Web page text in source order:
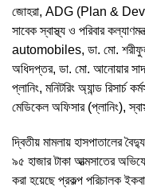
জোহরা, ADG (Plan & Dev.),
সাবেক স্বাস্থ্য ও পরিবার
automobiles, ডা. মো. শরীফুল
অধিদপ্তর, ডা. মো. আনোয়ার
প্লানিং, মনিটরিং অ্যান্ড রিসার্চ
মেডিকেল অফিসার (প্লানিং),
দ্বিতীয় মামলায় হাসপাতালের
৯৫ হাজার টাকা আত্মসাতের
করা হয়েছে প্রকল্প পরিচালক